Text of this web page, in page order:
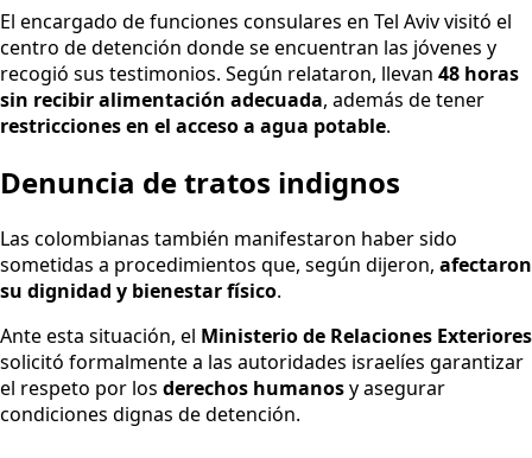
El encargado de funciones consulares en Tel Aviv visitó el
centro de detención donde se encuentran las jóvenes y
recogió sus testimonios. Según relataron, llevan 48 horas
sin recibir alimentación adecuada, además de tener
restricciones en el acceso a agua potable.
Denuncia de tratos indignos
Las colombianas también manifestaron haber sido
sometidas a procedimientos que, según dijeron, afectaron
su dignidad y bienestar físico.
Ante esta situación, el Ministerio de Relaciones Exteriores
solicitó formalmente a las autoridades israelíes garantizar
el respeto por los derechos humanosy asegurar
condiciones dignas de detención.